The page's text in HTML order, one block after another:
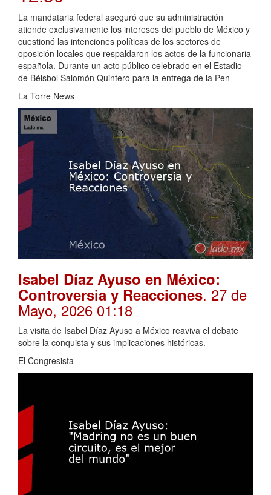
La mandataria federal aseguró que su administración
atiende exclusivamente los intereses del pueblo de México y
cuestionó las intenciones políticas de los sectores de
oposición locales que respaldaron los actos de la funcionaria
española. Durante un acto público celebrado en el Estadio
de Béisbol Salomón Quintero para la entrega de la Pen
La Torre News
Isabel Díaz Ayuso en México:
Controversia y Reacciones. 27 de
Mayo, 2026 01:18
La visita de Isabel Díaz Ayuso a México reaviva el debate
sobre la conquista y sus implicaciones históricas.
El Congresista